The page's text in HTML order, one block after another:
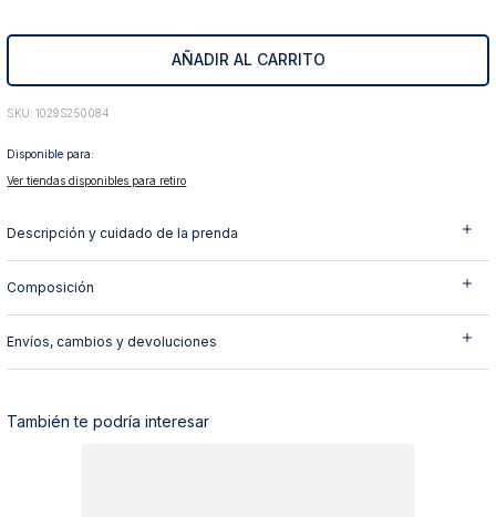
AÑADIR AL CARRITO
: 1029S250084
Disponible para:
Ver tiendas disponibles para retiro
Descripción y cuidado de la prenda
Composición
Envíos, cambios y devoluciones
También te podría interesar